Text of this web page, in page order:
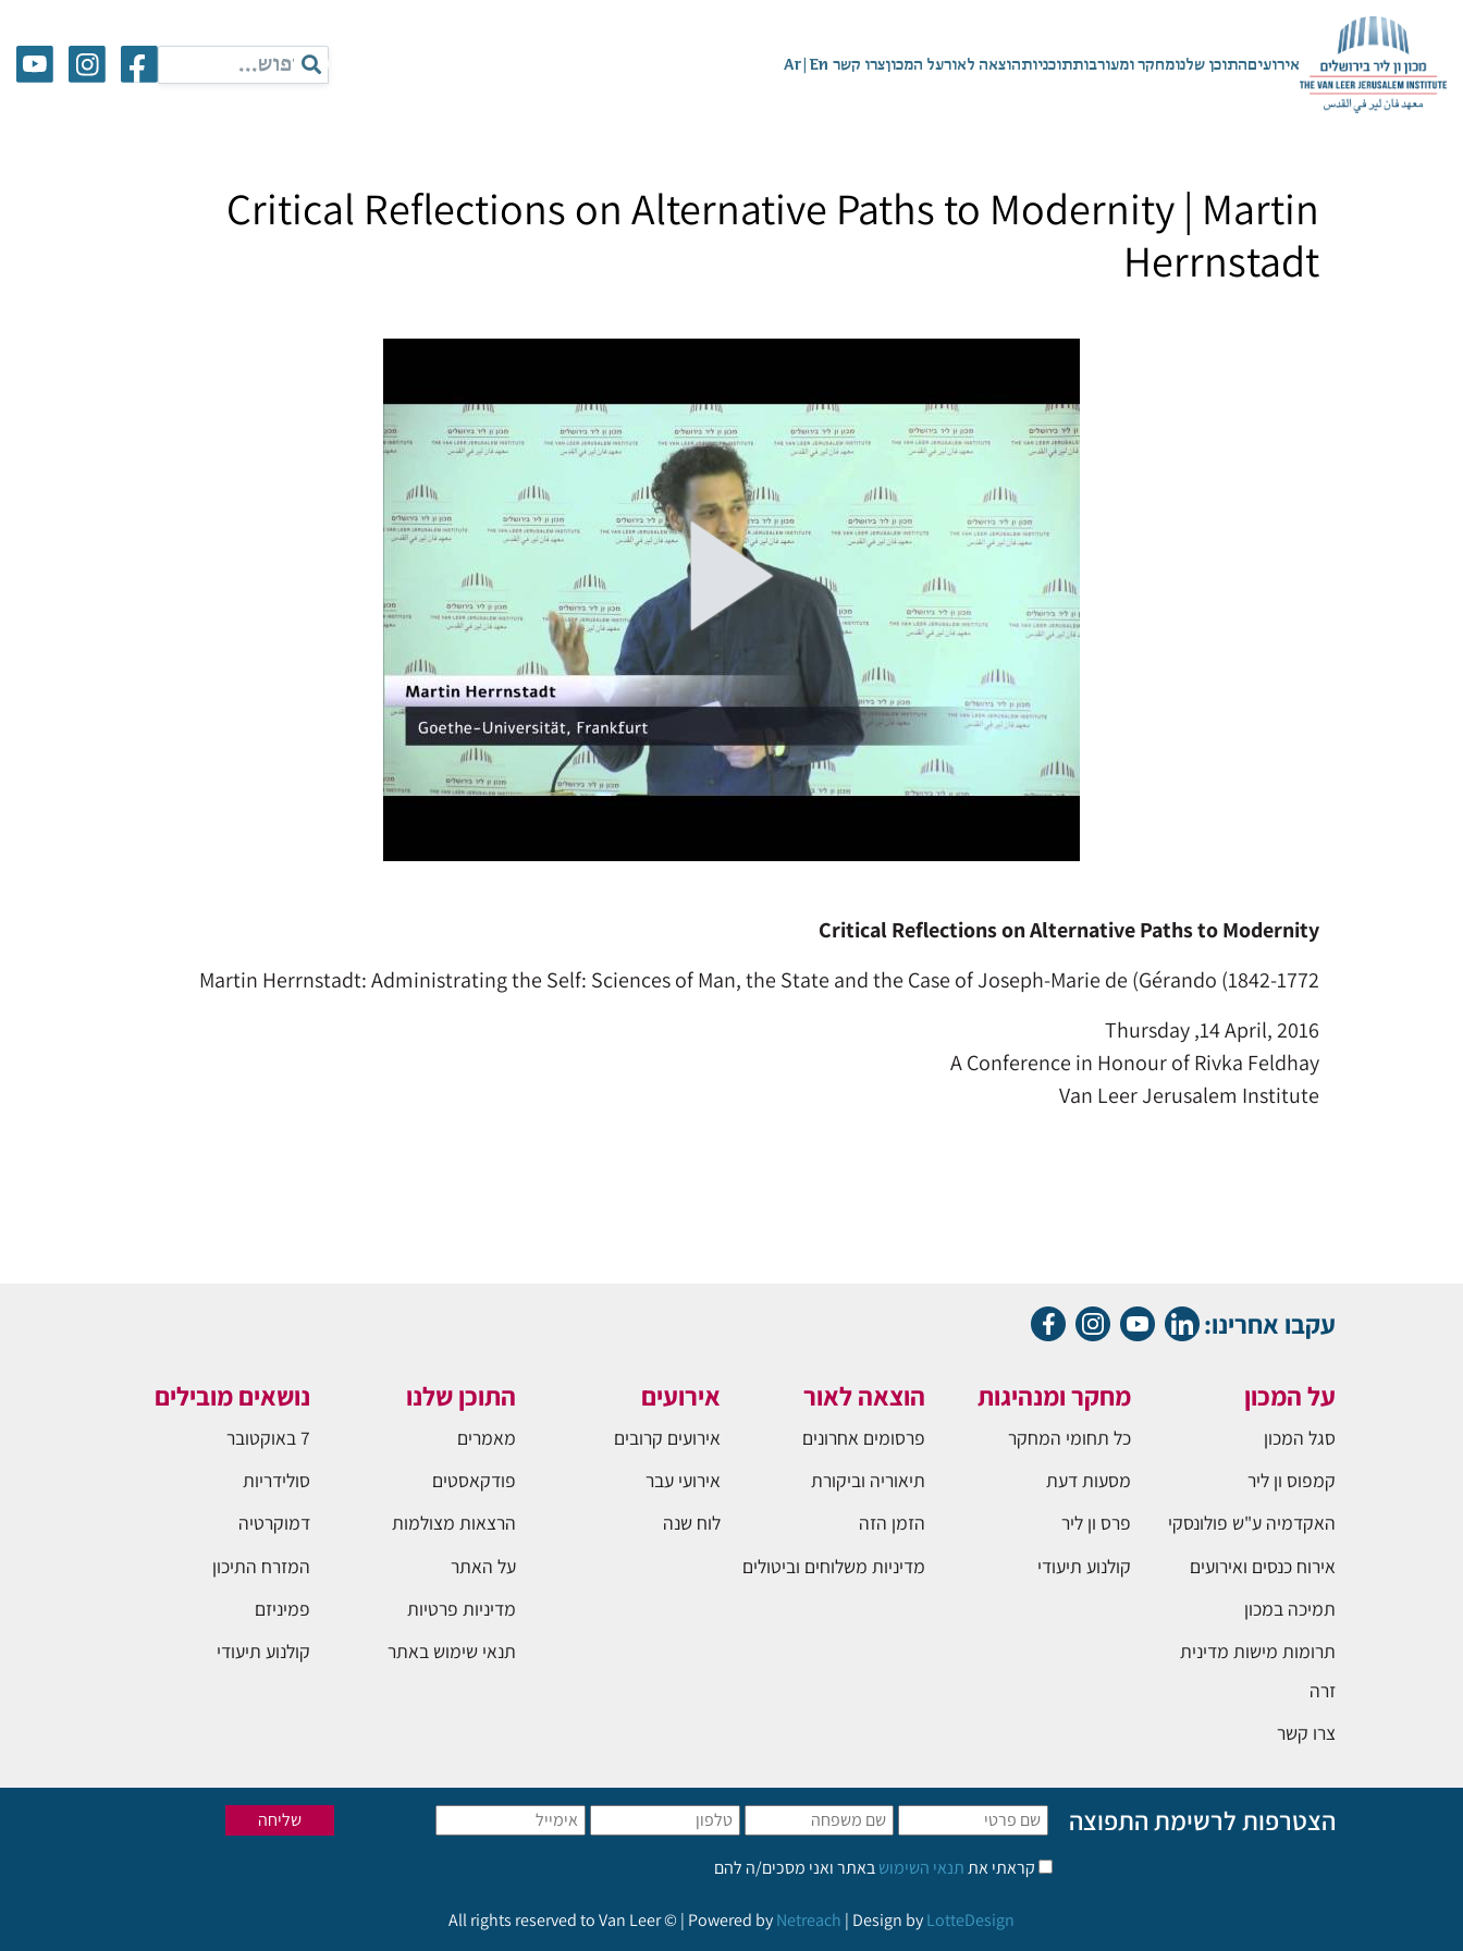
אירועיםהתוכן שלנומחקר ומעורבותתוכניותהוצאה לאורעל המכוןצרו קשר En
|
Ar
Critical Reflections on Alternative Paths to Modernity | Martin
Herrnstadt
Critical Reflections on Alternative Paths to Modernity
Martin Herrnstadt: Administrating the Self: Sciences of Man, the State and the Case of Joseph-Marie de (Gérando (1842-1772
Thursday ,14 April, 2016
A Conference in Honour of Rivka Feldhay
Van Leer Jerusalem Institute
עקבו אחרינו:
על המכון
סגל המכון
קמפוס ון ליר
האקדמיה ע"ש פולונסקי
אירוח כנסים ואירועים
תמיכה במכון
תרומות מישות מדינית
זרה
צרו קשר
מחקר ומנהיגות
כל תחומי המחקר
מסעות דעת
פרס ון ליר
קולנוע תיעודי
הוצאה לאור
פרסומים אחרונים
תיאוריה וביקורת
הזמן הזה
מדיניות משלוחים וביטולים
אירועים
אירועים קרובים
אירועי עבר
לוח שנה
התוכן שלנו
מאמרים
פודקאסטים
הרצאות מצולמות
על האתר
מדיניות פרטיות
תנאי שימוש באתר
נושאים מובילים
7 באוקטובר
סולידריות
דמוקרטיה
המזרח התיכון
פמיניזם
קולנוע תיעודי
הצטרפות לרשימת התפוצה
קראתי אתתנאי השימושבאתר ואני מסכים/ה להם
All rights reserved to Van Leer © | Powered byNetreach | Design byLotteDesign